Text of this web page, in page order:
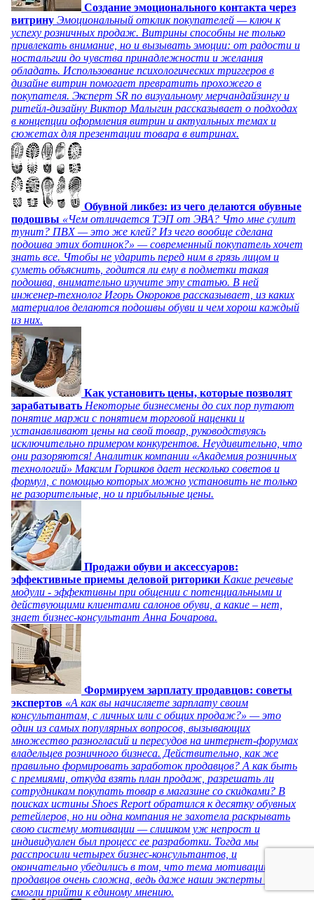
Создание эмоционального контакта через
витрину Эмоциональный отклик покупателей — ключ к
успеху розничных продаж. Витрины способны не только
привлекать внимание, но и вызывать эмоции: от радости и
ностальгии до чувства принадлежности и желания
обладать. Использование психологических триггеров в
дизайне витрин помогает превратить прохожего в
покупателя. Эксперт SR по визуальному мерчандайзингу и
ритейл-дизайну Виктор Малыгин рассказывает о подходах
в концепции оформления витрин и актуальных темах и
сюжетах для презентации товара в витринах.
Обувной ликбез: из чего делаются обувные
подошвы «Чем отличается ТЭП от ЭВА? Что мне сулит
тунит? ПВХ — это же клей? Из чего вообще сделана
подошва этих ботинок?» — современный покупатель хочет
знать все. Чтобы не ударить перед ним в грязь лицом и
суметь объяснить, годится ли ему в подметки такая
подошва, внимательно изучите эту статью. В ней
инженер-технолог Игорь Окороков рассказывает, из каких
материалов делаются подошвы обуви и чем хорош каждый
из них.
Как установить цены, которые позволят
зарабатывать Некоторые бизнесмены до сих пор путают
понятие маржи с понятием торговой наценки и
устанавливают цены на свой товар, руководствуясь
исключительно примером конкурентов. Неудивительно, что
они разоряются! Аналитик компании «Академия розничных
технологий» Максим Горшков дает несколько советов и
формул, с помощью которых можно установить не только
не разорительные, но и прибыльные цены.
Продажи обуви и аксессуаров:
эффективные приемы деловой риторики Какие речевые
модули - эффективны при общении с потенциальными и
действующими клиентами салонов обуви, а какие – нет,
знает бизнес-консультант Анна Бочарова.
Формируем зарплату продавцов: советы
экспертов «А как вы начисляете зарплату своим
консультантам, с личных или с общих продаж?» — это
один из самых популярных вопросов, вызывающих
множество разногласий и пересудов на интернет-форумах
владельцев розничного бизнеса. Действительно, как же
правильно формировать заработок продавцов? А как быть
с премиями, откуда взять план продаж, разрешать ли
сотрудникам покупать товар в магазине со скидками? В
поисках истины Shoes Report обратился к десятку обувных
ретейлеров, но ни одна компания не захотела раскрывать
свою систему мотивации — слишком уж непрост и
индивидуален был процесс ее разработки. Тогда мы
расспросили четырех бизнес-консультантов, и
окончательно убедились в том, что тема мотивации
продавцов очень сложна, ведь даже наши эксперты не
смогли прийти к единому мнению.